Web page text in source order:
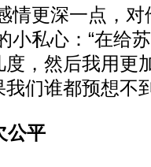
情更深一点，
小私心：“在给
，然后我用更
们谁都预想不
平